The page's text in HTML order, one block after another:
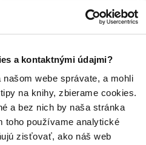
a kontaktnými údajmi?
webe správate, a mohli
na knihy, zbierame cookies.
a bez nich by naša stránka
toho používame analytické
zisťovať, ako náš web
4
3
3